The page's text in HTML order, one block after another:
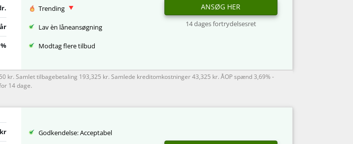
Trending
Lav èn låneansøgning
Modtag flere tilbud
ANSØG HER
14 dages fortrydelsesret
kr. Samlet tilbagebetaling 193,325 kr. Samlede kreditomkostninger 43,325 kr. ÅOP spænd 3,69% -
14 dage.
Godkendelse: Acceptabel